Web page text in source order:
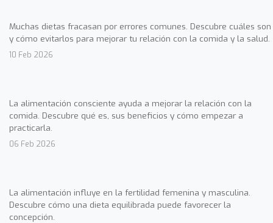
Muchas dietas fracasan por errores comunes. Descubre cuáles son
y cómo evitarlos para mejorar tu relación con la comida y la salud.
10 Feb 2026
La alimentación consciente ayuda a mejorar la relación con la
comida. Descubre qué es, sus beneficios y cómo empezar a
practicarla.
06 Feb 2026
La alimentación influye en la fertilidad femenina y masculina.
Descubre cómo una dieta equilibrada puede favorecer la
concepción.